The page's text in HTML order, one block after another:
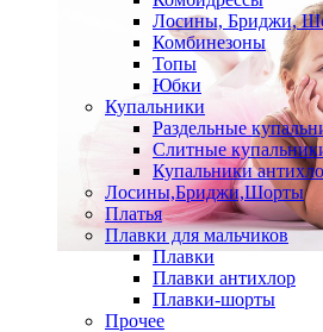
Лосины, Бриджи,
Комбинезоны
Топы
Юбки
Купальники
Раздельные
Слитные
Купальники
Лосины,Бриджи,Шорты
Платья
Плавки для мальчиков
Плавки
Плавки антихлор
Плавки-шорты
Прочее